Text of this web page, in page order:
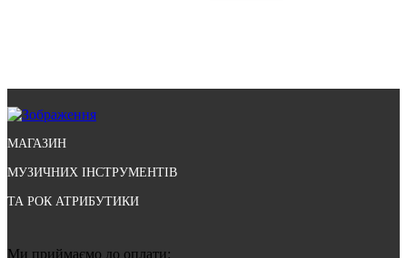
МАГАЗИН
МУЗИЧНИХ ІНСТРУМЕНТІВ
ТА РОК АТРИБУТИКИ
Ми приймаємо до оплати: